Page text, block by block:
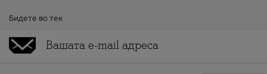
Бидете во тек